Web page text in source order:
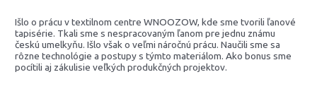
Išlo o prácu v textilnom centre WNOOZOW, kde sme tvorili ľanové
tapisérie. Tkali sme s nespracovaným ľanom pre jednu známu
českú umelkyňu. Išlo však o veľmi náročnú prácu. Naučili sme sa
rôzne technológie a postupy s týmto materiálom. Ako bonus sme
pocítili aj zákulisie veľkých produkčných projektov.